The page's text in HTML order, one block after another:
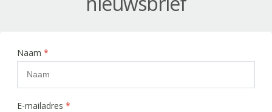
Naam *
E-mailadres *